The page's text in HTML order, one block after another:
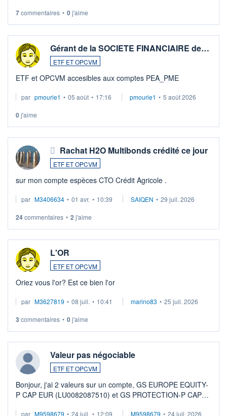
7commentaires • 0j'aime
Gérant de la SOCIETE FINANCIAIRE de…
ETF ET OPCVM
ETF et OPCVM accesibles aux comptes PEA_PME
par pmourie1 • 05 août • 17:16 pmourie1 • 5 août 2026
0j'aime
Rachat H2O Multibonds crédité ce jour
ETF ET OPCVM
sur mon compte espèces CTO Crédit Agricole .
par M3406634 • 01 avr. • 10:39 SAIQEN • 29 juil. 2026
24commentaires • 2 j'aime
L'OR
ETF ET OPCVM
Oriez vous l'or? Est ce bien l'or
par M3627819 • 08 juil. • 10:41 marino83 • 25 juil. 2026
3 commentaires • 0j'aime
Valeur pas négociable
ETF ET OPCVM
Bonjour, j'ai 2 valeurs sur un compte, GS EUROPE EQUITY-
P CAP EUR (LU0082087510) et GS PROTECTION-P CAP
par M9598679 • 24 juil. • 12:09 M9598679 • 24 juil. 2026